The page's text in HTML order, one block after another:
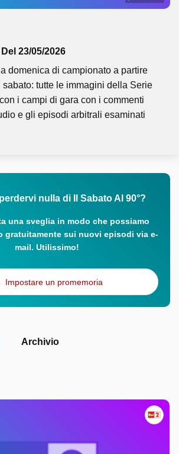
Del 23/05/2026
domenica di campionato a partire
tutte le immagini della Serie
i campi di gara con i commenti
e gli episodi arbitrali esaminati
nulla di Il Sabato Al 90°?
una sveglia in modo che possiamo
gratuitamente sui nuovi episodi via e-
mail. Utilissimo!
Impostare un promemoria
Archivio